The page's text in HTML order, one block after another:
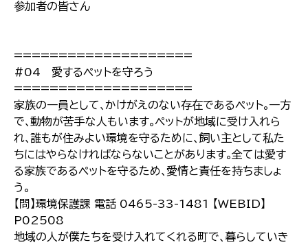
参加者の皆さん
====================
#04 愛するペットを守ろう
====================
家族の一員として､かけがえのない存在であるペット｡一方
で､動物が苦手な人もいます｡ペットが地域に受け入れら
れ､誰もが住みよい環境を守るために､飼い主として私た
ちにはやらなければならないことがあります｡全ては愛す
る家族であるペットを守るため､愛情と責任を持ちましょ
う｡
【問】環境保護課 電話 0465-33-1481 【WEBID】
P02508
地域の人が僕たちを受け入れてくれる町で､暮らしていき